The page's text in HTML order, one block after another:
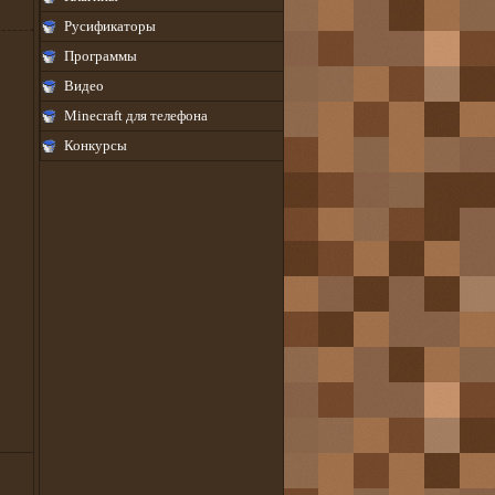
Русификаторы
Программы
Видео
Minecraft для телефона
Конкурсы